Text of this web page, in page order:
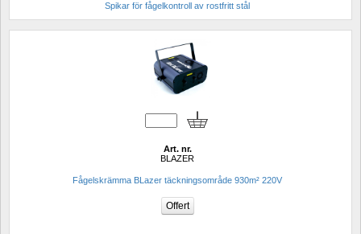
Spikar för fågelkontroll av rostfritt stål
Art. nr.
BLAZER
Fågelskrämma BLazer täckningsområde 930m² 220V